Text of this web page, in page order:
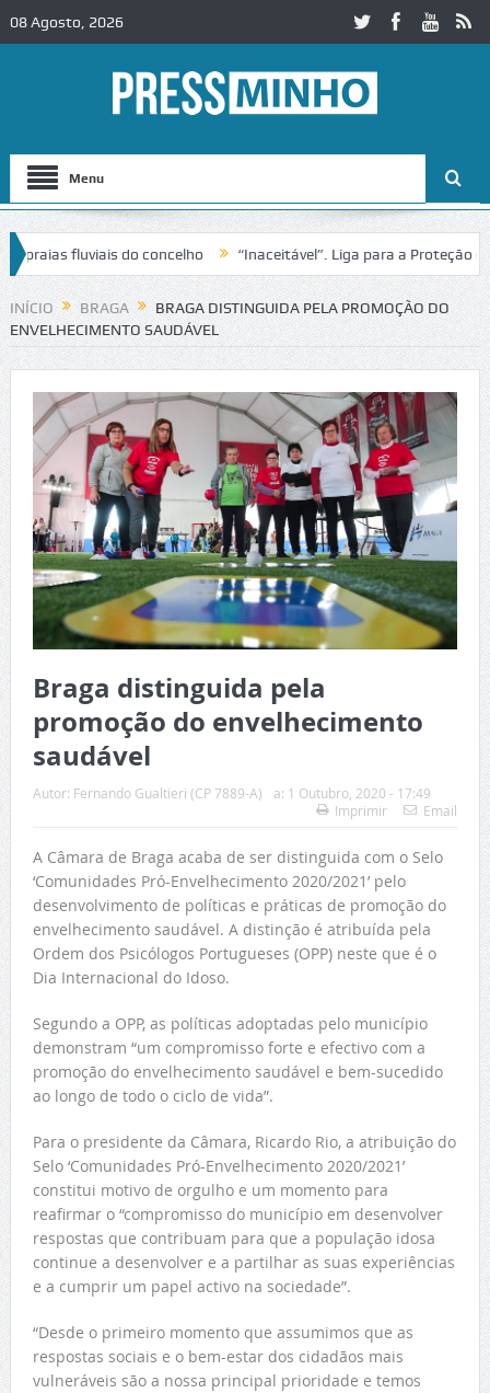
08 Agosto, 2026
Menu
fluviais do concelho “Inaceitável”. Liga para a Proteção da
trânsito no IC2 em Alcobaça Igreja do Castelo de Cerveira
INÍCIO BRAGA
BRAGA DISTINGUIDA PELA PROMOÇÃO DO
ENVELHECIMENTO SAUDÁVEL
Braga distinguida pela
promoção do envelhecimento
saudável
Autor: Fernando Gualtieri (CP 7889-A) a: 1 Outubro, 2020 - 17:49
Imprimir
Email
A Câmara de Braga acaba de ser distinguida com o Selo
‘Comunidades Pró-Envelhecimento 2020/2021’ pelo
desenvolvimento de políticas e práticas de promoção do
envelhecimento saudável. A distinção é atribuída pela
Ordem dos Psicólogos Portugueses (OPP) neste que é o
Dia Internacional do Idoso.
Segundo a OPP, as políticas adoptadas pelo município
demonstram “um compromisso forte e efectivo com a
promoção do envelhecimento saudável e bem-sucedido
ao longo de todo o ciclo de vida”.
Para o presidente da Câmara, Ricardo Rio, a atribuição do
Selo ‘Comunidades Pró-Envelhecimento 2020/2021’
constitui motivo de orgulho e um momento para
reafirmar o “compromisso do município em desenvolver
respostas que contribuam para que a população idosa
continue a desenvolver e a partilhar as suas experiências
e a cumprir um papel activo na sociedade”.
“Desde o primeiro momento que assumimos que as
respostas sociais e o bem-estar dos cidadãos mais
vulneráveis são a nossa principal prioridade e temos